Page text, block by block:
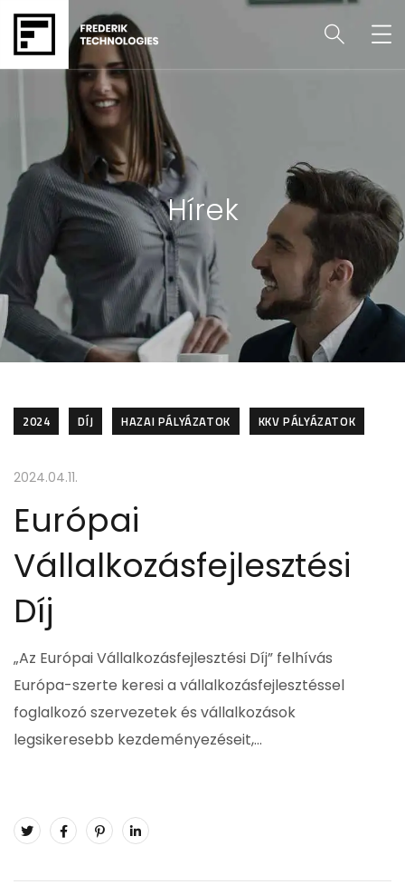
Hírek
2024 DÍJ HAZAI PÁLYÁZATOK KKV PÁLYÁZATOK
2024.04.11.
Európai
Vállalkozásfejlesztési
Díj
„Az Európai Vállalkozásfejlesztési Díj” felhívás
Európa-szerte keresi a vállalkozásfejlesztéssel
foglalkozó szervezetek és vállalkozások
legsikeresebb kezdeményezéseit,…